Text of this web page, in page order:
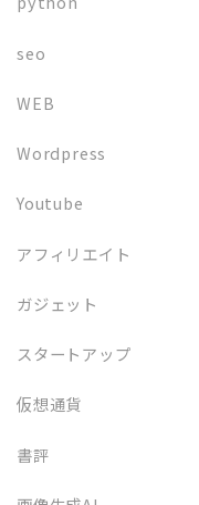
seo
WEB
Wordpress
Youtube
アフィリエイト
ガジェット
スタートアップ
仮想通貨
書評